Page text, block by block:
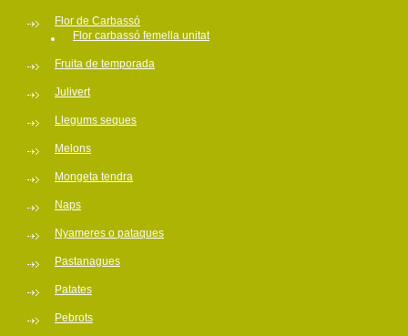
Flor de Carbassó
Flor carbassó femella unitat
Fruita de temporada
Julivert
Llegums seques
Melons
Mongeta tendra
Naps
Nyameres o pataques
Pastanagues
Patates
Pebrots